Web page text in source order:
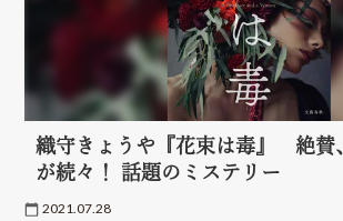
織守きょうや『花束は毒』 絶賛
が続々！ 話題のミステリー
2021.07.28